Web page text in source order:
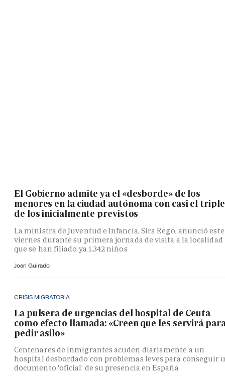
El Gobierno admite ya el «desborde» de los
menores en la ciudad autónoma con casi el triple
de los inicialmente previstos
La ministra de Juventud e Infancia, Sira Rego, anunció este
viernes durante su primera jornada de visita a la localidad
que se han filiado ya 1.342 niños
Joan Guirado
CRISIS MIGRATORIA
La pulsera de urgencias del hospital de Ceuta
como efecto llamada: «Creen que les servirá
pedir asilo»
Centenares de inmigrantes acuden diariamente a un
hospital desbordado con problemas leves para conseguir
documento 'oficial' de su presencia en España